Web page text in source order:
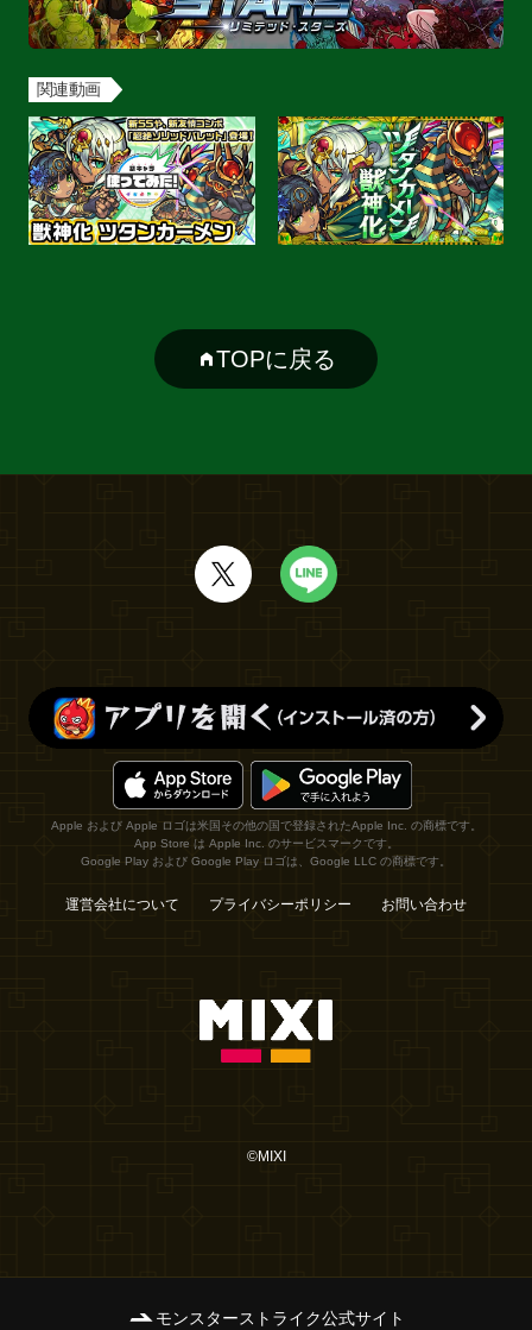
関連動画
TOPに戻る
Apple および Apple ロゴは米国その他の国で登録されたApple Inc. の商標です。
App Store は Apple Inc. のサービスマークです。
Google Play および Google Play ロゴは、Google LLC の商標です。
運営会社について プライバシーポリシー お問い合わせ
©MIXI
モンスターストライク公式サイト